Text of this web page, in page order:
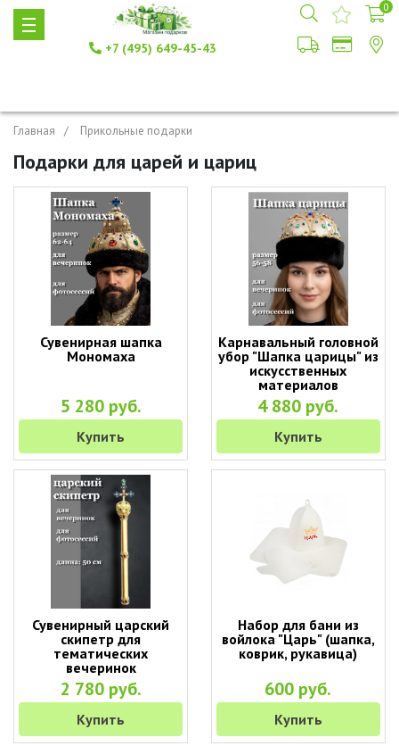
+7 (495) 649-45-43
0
Главная Прикольные подарки
Подарки для царей и цариц
Сувенирная шапка
Мономаха
5 280 руб.
Купить
Карнавальный головной
убор "Шапка царицы" из
искусственных
материалов
4 880 руб.
Купить
Сувенирный царский
скипетр для
тематических
вечеринок
2 780 руб.
Купить
Набор для бани из
войлока "Царь" (шапка,
коврик, рукавица)
600 руб.
Купить